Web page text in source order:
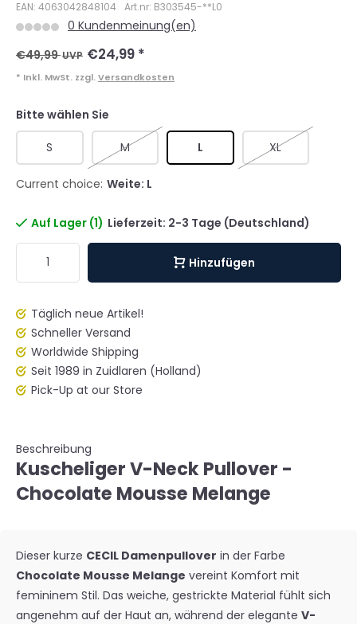
EAN: 4063042848104 Art.nr: B303545-**L0
0 Kundenmeinung(en)
€49,99UVP €24,99 *
* Inkl. MwSt. zzgl. Versandkosten
Bitte wählen Sie
S M L XL
Current choice: Weite: L
Auf Lager (1) Lieferzeit: 2-3 Tage (Deutschland)
Hinzufügen
Täglich neue Artikel!
Schneller Versand
Worldwide Shipping
Seit 1989 in Zuidlaren (Holland)
Pick-Up at our Store
Beschreibung
Kuscheliger V-Neck Pullover -
Chocolate Mousse Melange
Dieser kurze CECIL Damenpullover in der Farbe
Chocolate Mousse Melange vereint Komfort mit
femininem Stil. Das weiche, gestrickte Material fühlt sich
angenehm auf der Haut an, während der elegante V-